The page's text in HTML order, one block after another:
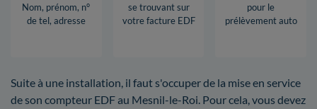
Nom, prénom, n°
de tel, adresse
se trouvant sur
votre facture EDF
pour le
prélèvement auto
Suite à une installation, il faut s'occuper de la mise en service
de son compteur EDF au Mesnil-le-Roi. Pour cela, vous devez